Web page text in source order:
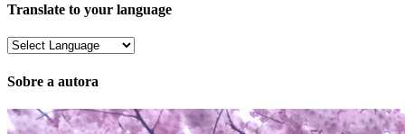
Translate to your language
Sobre a autora